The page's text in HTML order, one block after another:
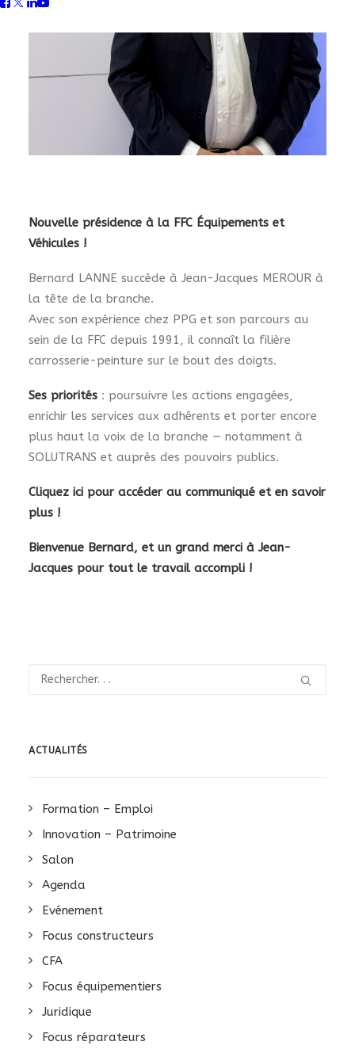
Nouvelle présidence à la FFC Équipements et
Véhicules !
Bernard LANNE succède à Jean-Jacques MEROUR à
la tête de la branche.
Avec son expérience chez PPG et son parcours au
sein de la FFC depuis 1991, il connaît la filière
carrosserie-peinture sur le bout des doigts.
Ses priorités : poursuivre les actions engagées,
enrichir les services aux adhérents et porter encore
plus haut la voix de la branche — notamment à
SOLUTRANS et auprès des pouvoirs publics.
Cliquez ici pour accéder au communiqué et en savoir
plus !
Bienvenue Bernard, et un grand merci à Jean-
Jacques pour tout le travail accompli !
ACTUALITÉS
Formation – Emploi
Innovation – Patrimoine
Salon
Agenda
Evénement
Focus constructeurs
CFA
Focus équipementiers
Juridique
Focus réparateurs